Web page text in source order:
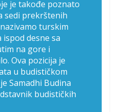
je takođe poznato
sedi prekrštenih
turskim
ispod desne sa
na gore i
Ova pozicija je
u budističkom
Samadhi Budina
budističkih